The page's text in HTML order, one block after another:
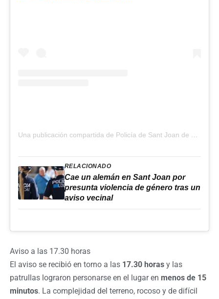
Una publicación compartida de Policía de Sant Joan de Labritja (@policialocalsantjoan)
RELACIONADO
Cae un alemán en Sant Joan por
presunta violencia de género tras un
aviso vecinal
Aviso a las 17.30 horas
El aviso se recibió en torno a las 17.30 horas y las
patrullas lograron personarse en el lugar en menos de 15
minutos. La complejidad del terreno, rocoso y de difícil